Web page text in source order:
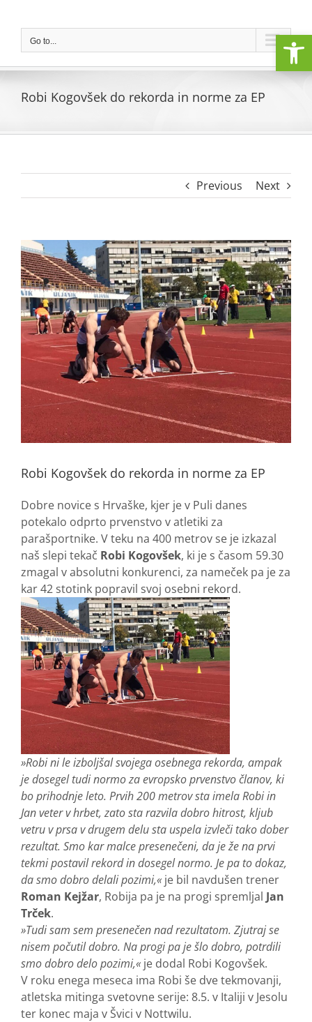
contentGo to...
Robi Kogovšek do rekorda in norme za EP
Previous Next
View
Larger
Image
Robi Kogovšek do rekorda in norme za EP
Dobre novice s Hrvaške, kjer je v Puli danes
potekalo odprto prvenstvo v atletiki za
parašportnike. V teku na 400 metrov se je izkazal
naš slepi tekač Robi Kogovšek, ki je s časom 59.30
zmagal v absolutni konkurenci, za nameček pa je za
kar 42 stotink popravil svoj osebni rekord.
»Robi ni le izboljšal svojega osebnega rekorda, ampak
je dosegel tudi normo za evropsko prvenstvo članov, ki
bo prihodnje leto. Prvih 200 metrov sta imela Robi in
Jan veter v hrbet, zato sta razvila dobro hitrost, kljub
vetru v prsa v drugem delu sta uspela izvleči tako dober
rezultat. Smo kar malce presenečeni, da je že na prvi
tekmi postavil rekord in dosegel normo. Je pa to dokaz,
da smo dobro delali pozimi,« je bil navdušen trener
Roman Kejžar, Robija pa je na progi spremljal Jan
Trček.
»Tudi sam sem presenečen nad rezultatom. Zjutraj se
nisem počutil dobro. Na progi pa je šlo dobro, potrdili
smo dobro delo pozimi,« je dodal Robi Kogovšek.
V roku enega meseca ima Robi še dve tekmovanji,
atletska mitinga svetovne serije: 8.5. v Italiji v Jesolu
ter konec maja v Švici v Nottwilu.